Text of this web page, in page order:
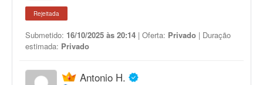
Rejeitada
Submetido: 16/10/2025 às 20:14 | Oferta: Privado | Duração
estimada: Privado
Antonio H.